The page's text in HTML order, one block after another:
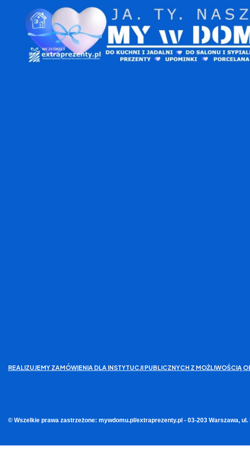
REALIZUJEMY ZAMÓWIENIA DLA INSTYTUCJI PUBLICZNYCH Z MOŻLIWOŚCIĄ
© Wszelkie prawa zastrzeżone: mywdomu.pl/extraprezenty.pl - 03-203 Warszawa,